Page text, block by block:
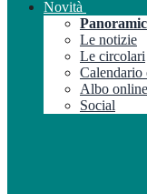
Novità
Le notizie
Le circolari
Calendario
Albo online
Social